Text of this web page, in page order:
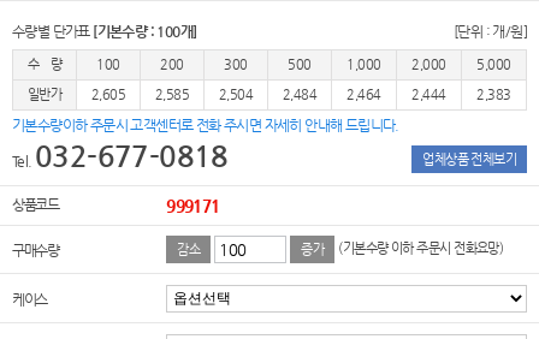
수량별 단가표 [기본수량 : 100개] [단위 : 개/원]
수 량 100 200 300 500 1,000 2,000
5,000
일반가
2,605 2,585 2,504 2,484 2,464 2,444 2,383
기본수량이하 주문시 고객센터로 전화 주시면 자세히 안내해 드립니다.
Tel. 032-677-0818 업체상품 전체보기
상품코드 999171
구매수량 감소 증가 (기본수량 이하 주문시 전화요망)
케이스